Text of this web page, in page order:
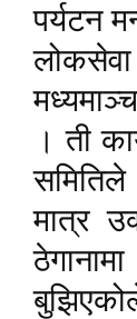
पर्यटन
। ती
मात्र